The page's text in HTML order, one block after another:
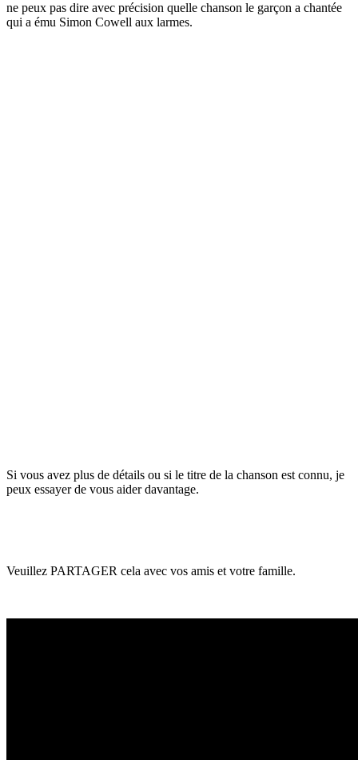
ne peux pas dire avec précision quelle chanson le garçon a chantée
qui a ému Simon Cowell aux larmes.
Si vous avez plus de détails ou si le titre de la chanson est connu, je
peux essayer de vous aider davantage.
Veuillez PARTAGER cela avec vos amis et votre famille.